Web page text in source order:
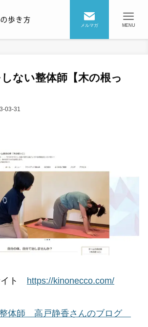
メルマガ MENU
ない整体師【木の根っ
03-31
ト https://kinonecco.com/
体師 高戸静香さんのブログ